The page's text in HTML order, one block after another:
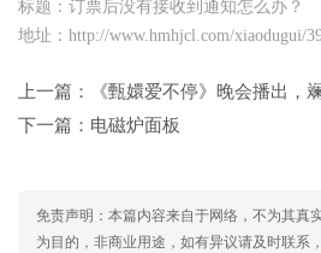
标题：订票后没有接收到通知怎么办？
地址：http://www.hmhjcl.com/xiaodugui/
上一篇：
《甄嬛爱不停》晚会播出，斓曦称眉庄投靠
下一篇： 电磁炉面板
免责声明：本篇内容来自于网络，不为其真
为目的，非商业用途，如有异议请及时联系